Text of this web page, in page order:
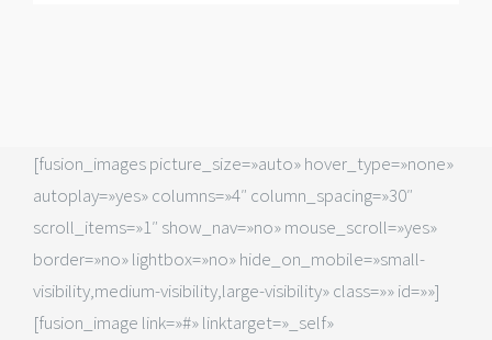
[fusion_images picture_size=»auto» hover_type=»none»
autoplay=»yes» columns=»4″ column_spacing=»30″
scroll_items=»1″ show_nav=»no» mouse_scroll=»yes»
border=»no» lightbox=»no» hide_on_mobile=»small-
visibility,medium-visibility,large-visibility» class=»» id=»»]
[fusion_image link=»#» linktarget=»_self»